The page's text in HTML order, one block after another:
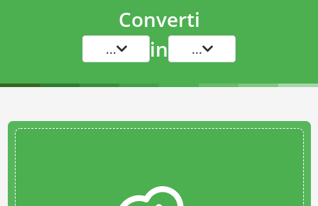
Converti
... in ...